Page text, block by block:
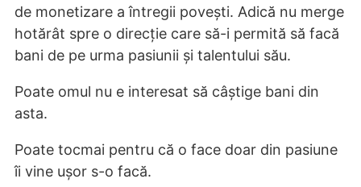
de monetizare a întregii povești. Adică nu merge
hotărât spre o direcție care să-i permită să facă
bani de pe urma pasiunii și talentului său.
Poate omul nu e interesat să câștige bani din
asta.
Poate tocmai pentru că o face doar din pasiune
îi vine ușor s-o facă.